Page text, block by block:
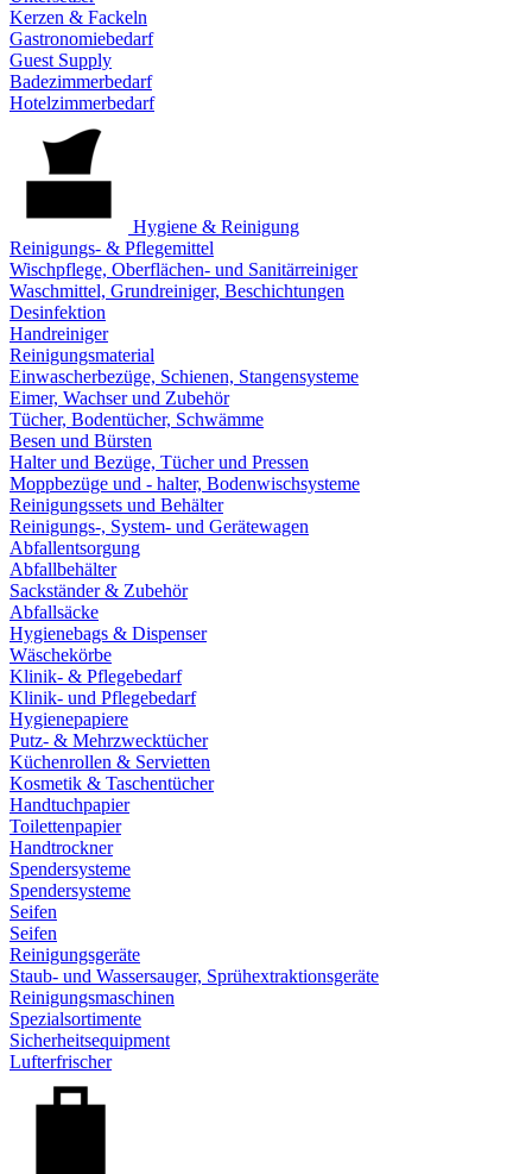
Kerzen & Fackeln
Gastronomiebedarf
Guest Supply
Badezimmerbedarf
Hotelzimmerbedarf
Hygiene & Reinigung
Reinigungs- & Pflegemittel
Wischpflege, Oberflächen- und Sanitärreiniger
Waschmittel, Grundreiniger, Beschichtungen
Desinfektion
Handreiniger
Reinigungsmaterial
Einwascherbezüge, Schienen, Stangensysteme
Eimer, Wachser und Zubehör
Tücher, Bodentücher, Schwämme
Besen und Bürsten
Halter und Bezüge, Tücher und Pressen
Moppbezüge und - halter, Bodenwischsysteme
Reinigungssets und Behälter
Reinigungs-, System- und Gerätewagen
Abfallentsorgung
Abfallbehälter
Sackständer & Zubehör
Abfallsäcke
Hygienebags & Dispenser
Wäschekörbe
Klinik- & Pflegebedarf
Klinik- und Pflegebedarf
Hygienepapiere
Putz- & Mehrzwecktücher
Küchenrollen & Servietten
Kosmetik & Taschentücher
Handtuchpapier
Toilettenpapier
Handtrockner
Spendersysteme
Spendersysteme
Seifen
Seifen
Reinigungsgeräte
Staub- und Wassersauger, Sprühextraktionsgeräte
Reinigungsmaschinen
Spezialsortimente
Sicherheitsequipment
Lufterfrischer